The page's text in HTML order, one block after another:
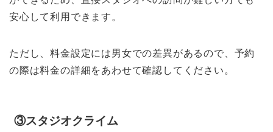
安心して利用できます。
ただし、料金設定には男女での差異があるので、予約
の際は料金の詳細をあわせて確認してください。
③スタジオクライム